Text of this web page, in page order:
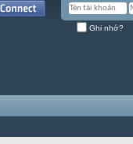
Ghi nhớ?